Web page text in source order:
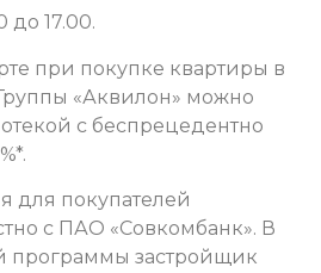
до 17.00.
при покупке квартиры в
«Аквилон» можно
с беспрецедентно
для покупателей
с ПАО «Совкомбанк». В
программы застройщик